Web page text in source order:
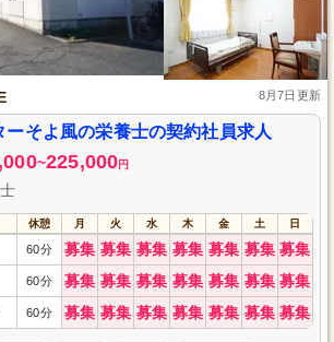
8月7日更新
ーそよ風の栄養士の契約社員求人
~225,000円
休憩 月 火 水 木 金 土 日
60分 募集 募集 募集 募集 募集 募集 募集
60分 募集 募集 募集 募集 募集 募集 募集
60分 募集 募集 募集 募集 募集 募集 募集